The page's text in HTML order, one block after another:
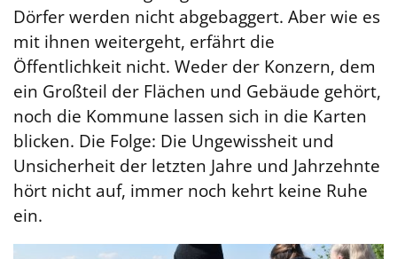
Dörfer werden nicht abgebaggert. Aber wie es
mit ihnen weitergeht, erfährt die
Öffentlichkeit nicht. Weder der Konzern, dem
ein Großteil der Flächen und Gebäude gehört,
noch die Kommune lassen sich in die Karten
blicken. Die Folge: Die Ungewissheit und
Unsicherheit der letzten Jahre und Jahrzehnte
hört nicht auf, immer noch kehrt keine Ruhe
ein.